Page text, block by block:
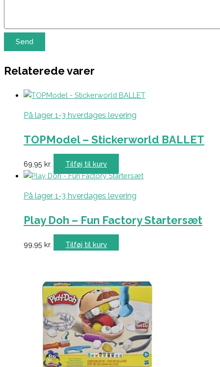
Relaterede varer
På lager 1-3 hverdages levering
TOPModel – Stickerworld BALLET
69,95 kr. Tilføj til kurv
På lager 1-3 hverdages levering
Play Doh – Fun Factory Startersæt
99,95 kr. Tilføj til kurv